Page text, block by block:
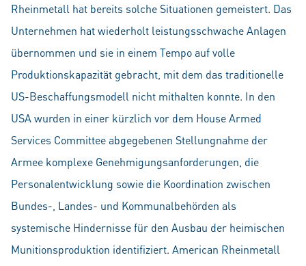
Rheinmetall hat bereits solche Situationen gemeistert. Das
Unternehmen hat wiederholt leistungsschwache Anlagen
übernommen und sie in einem Tempo auf volle
Produktionskapazität gebracht, mit dem das traditionelle
US-Beschaffungsmodell nicht mithalten konnte. In den
USA wurden in einer kürzlich vor dem House Armed
Services Committee abgegebenen Stellungnahme der
Armee komplexe Genehmigungsanforderungen, die
Personalentwicklung sowie die Koordination zwischen
Bundes-, Landes- und Kommunalbehörden als
systemische Hindernisse für den Ausbau der heimischen
Munitionsproduktion identifiziert. American Rheinmetall